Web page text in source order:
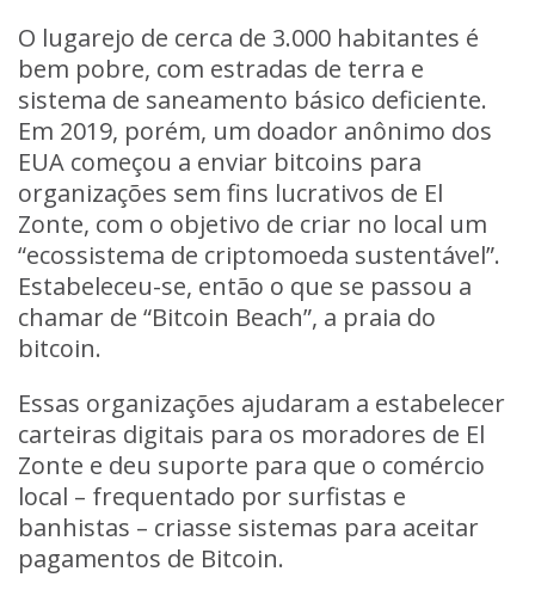
O lugarejo de cerca de 3.000 habitantes é
bem pobre, com estradas de terra e
sistema de saneamento básico deficiente.
Em 2019, porém, um doador anônimo dos
EUA começou a enviar bitcoins para
organizações sem fins lucrativos de El
Zonte, com o objetivo de criar no local um
“ecossistema de criptomoeda sustentável”.
Estabeleceu-se, então o que se passou a
chamar de “Bitcoin Beach”, a praia do
bitcoin.
Essas organizações ajudaram a estabelecer
carteiras digitais para os moradores de El
Zonte e deu suporte para que o comércio
local – frequentado por surfistas e
banhistas – criasse sistemas para aceitar
pagamentos de Bitcoin.